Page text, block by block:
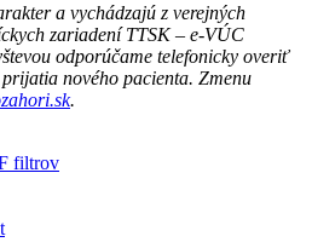
a vychádzajú z verejných
zariadení TTSK – e-VÚC
odporúčame telefonicky overiť
nového pacienta. Zmenu
.